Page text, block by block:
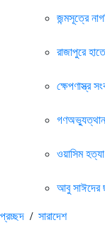
জন্মসূত্রে
রাজাপুরে
ক্ষেপণাস্ত্র
গণঅভ্যুত্থান
ওয়াসিম
আবু সাঈদের
প্রচ্ছদ / সারাদেশ